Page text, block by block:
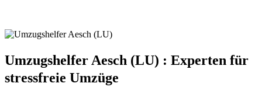
Umzugshelfer Aesch (LU) : Experten für
stressfreie Umzüge